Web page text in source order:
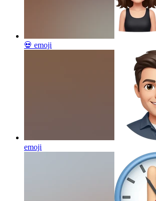
💀 emoji
emoji